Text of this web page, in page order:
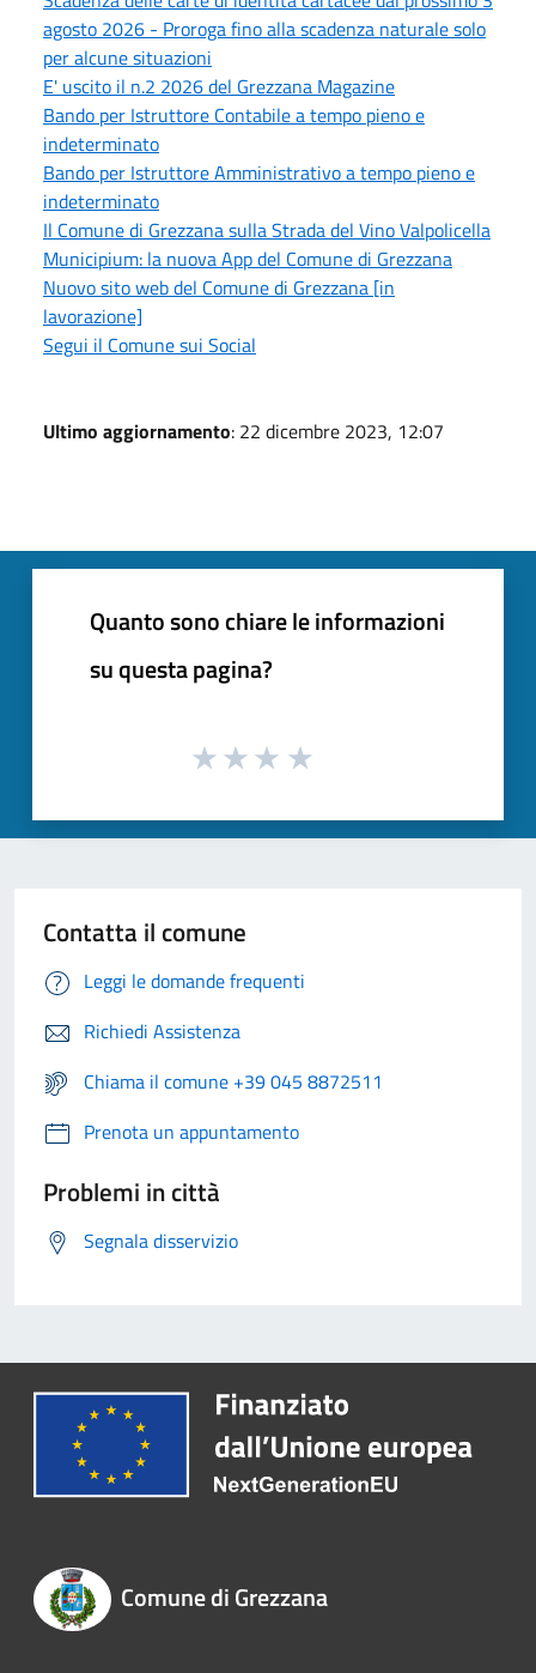
agosto 2026 - Proroga fino alla scadenza naturale solo
per alcune situazioni
E' uscito il n.2 2026 del Grezzana Magazine
Bando per Istruttore Contabile a tempo pieno e
indeterminato
Bando per Istruttore Amministrativo a tempo pieno e
indeterminato
Il Comune di Grezzana sulla Strada del Vino Valpolicella
Municipium: la nuova App del Comune di Grezzana
Nuovo sito web del Comune di Grezzana [in
lavorazione]
Segui il Comune sui Social
Ultimo aggiornamento: 22 dicembre 2023, 12:07
Quanto sono chiare le informazioni
su questa pagina?
Contatta il comune
Leggi le domande frequenti
Richiedi Assistenza
Chiama il comune +39 045 8872511
Prenota un appuntamento
Problemi in città
Segnala disservizio
Comune di Grezzana